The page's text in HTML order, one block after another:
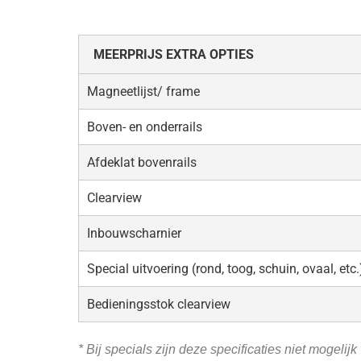
MEERPRIJS EXTRA OPTIES
Magneetlijst/ frame
Boven- en onderrails
Afdeklat bovenrails
Clearview
Inbouwscharnier
Special uitvoering (rond, toog, schuin, ovaal,
Bedieningsstok clearview
* Bij specials zijn deze specificaties niet mogelijk